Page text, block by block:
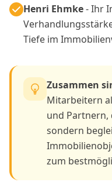
Henri Ehmke- Ihr
Tiefe im
Zusammen
Mitarbeitern
und
sondern
zum